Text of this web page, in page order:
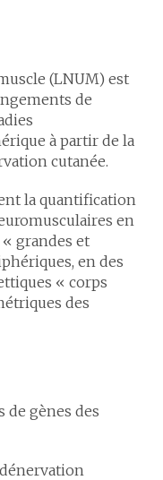
(LNUM) est
de
à partir de la
cutanée.
la quantification
en
grandes et
en des
« corps
des
de gènes des